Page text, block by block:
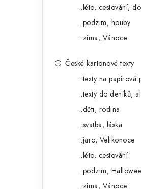
...léto, cestování,
...podzim, houby
...zima, Vánoce
České kartonové texty
...texty na papírová
...texty do deníků,
...děti, rodina
...svatba, láska
...jaro, Velikonoce
...léto, cestování
...podzim,
...zima, Vánoce